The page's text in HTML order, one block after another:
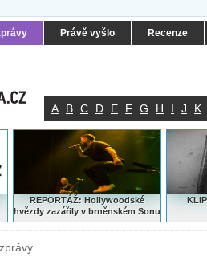
Právě vyšlo Recenze
A B C D E F G H I J K
REPORTÁŽ: Hollywoodské
hvězdy zazářily v brněnském Sonu